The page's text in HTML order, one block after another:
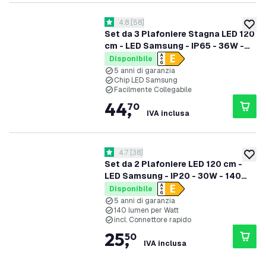
Set da 3 Plafoniere Stagna LED 120
cm - LED Samsung - IP65 - 36W -
130 lm/W - 6500K - Collegabili -
garanzia 5 anni
apri il cassetto delle recensioni
4.8 stelle di valutazione
4.8 [58]
Disponibile
5 anni di garanzia
Chip LED Samsung
Facilmente Collegabile
44,
70
IVA inclusa
Set da 2 Plafoniere LED 120 cm -
LED Samsung - IP20 - 30W - 140
lm/W - 4000K - 5 anni di garanzia
apri il cassetto delle recensioni
4.7 stelle di valutazione
4.7 [38]
Disponibile
5 anni di garanzia
140 lumen per Watt
incl. Connettore rapido
25,
50
IVA inclusa